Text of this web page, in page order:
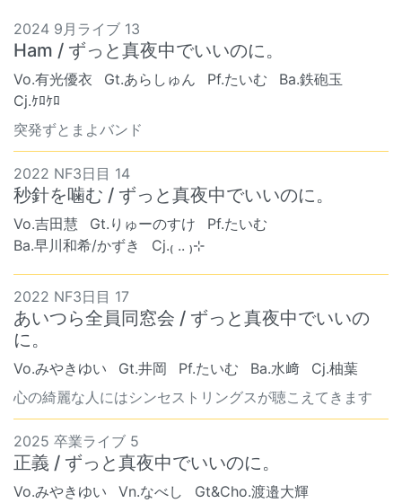
2024 9月ライブ 13
Ham / ずっと真夜中でいいのに。
Vo.有光優衣 Gt.あらしゅん Pf.たいむ
Ba.鉄砲玉
Cj.ｹﾛｹﾛ
突発ずとまよバンド
2022 NF3日目 14
秒針を噛む / ずっと真夜中でいいのに。
Vo.吉田慧 Gt.りゅーのすけ
Pf.たいむ
Ba.早川和希/かずき
Cj.₍ .. ₎⊹
2022 NF3日目 17
あいつら全員同窓会 / ずっと真夜中でいいの
に。
Vo.みやきゆい Gt.井岡 Pf.たいむ Ba.水﨑
Cj.柚葉
心の綺麗な人にはシンセストリングスが聴こえてきます
2025 卒業ライブ 5
正義 / ずっと真夜中でいいのに。
Vo.みやきゆい Vn.なべし
Gt&Cho.渡邉大輝